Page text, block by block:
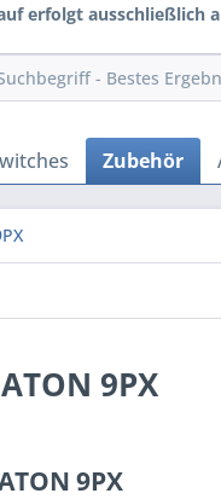
erfolgt
Zubehör
9PX
9PX